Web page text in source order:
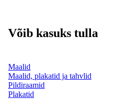
Võib kasuks tulla
Maalid
Maalid, plakatid ja tahvlid
Pildiraamid
Plakatid